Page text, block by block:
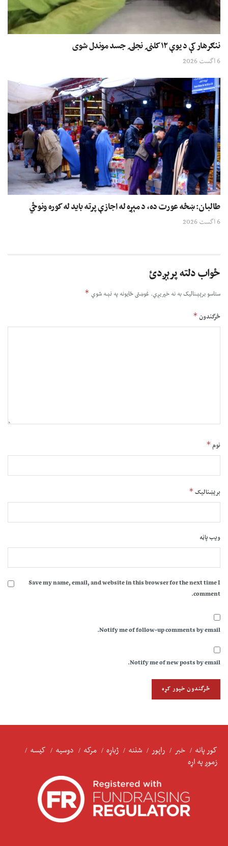
ننګرهار کې د یوې ۱۲ کلنۍ نجلۍ جسد موندل شوی
6 اگست 2026
طالبان: ښځه عورت ده، د مېړه له اجازې پرته باید له کوره ونوځي
6 اگست 2026
ځواب دلته پرېږدئ
ستاسو برېښناليک به نه خپريږي.غوښتى ځایونه په نښه شوي *
څرگندون*
نوم*
بریښنالیک*
ویب پاڼه
Save my name, email, and website in this browser for the next time I
comment.
Notify me of follow-up comments by email.
Notify me of new posts by email.
کور پانه خبر راپور شننه ژباړه مرکه دوسیه
کیسه
زموږ په اړه